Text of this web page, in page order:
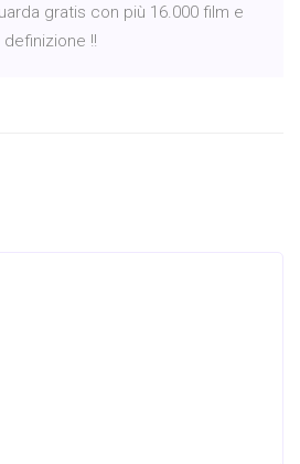
gratis con più 16.000 film e
!!